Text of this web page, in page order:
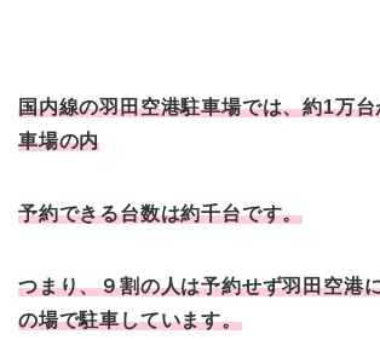
国内線の羽田空港駐車場では、約1万
車場の内
予約できる台数は約千台です。
つまり、９割の人は予約せず羽田空港
の場で駐車しています。